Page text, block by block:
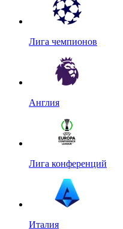
Лига чемпионов
Англия
Лига конференций
Италия